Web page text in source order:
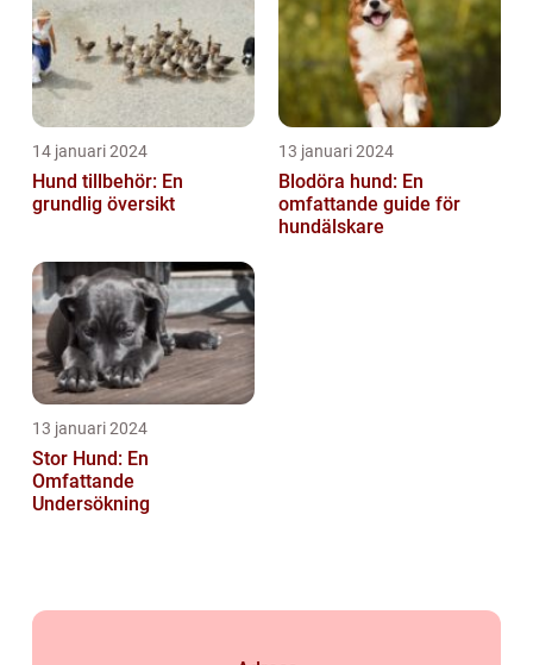
14 januari 2024
Hund tillbehör: En
grundlig översikt
13 januari 2024
Blodöra hund: En
omfattande guide för
hundälskare
13 januari 2024
Stor Hund: En
Omfattande
Undersökning